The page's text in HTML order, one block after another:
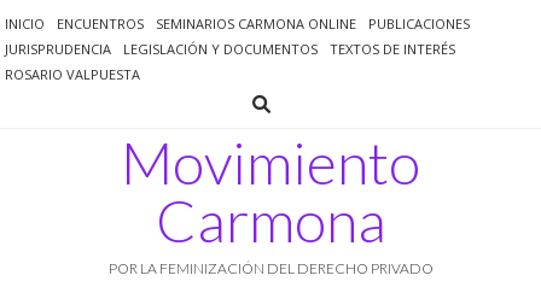
al
contenido
INICIO ENCUENTROS SEMINARIOS CARMONA ONLINE
PUBLICACIONES
JURISPRUDENCIA
LEGISLACIÓN Y DOCUMENTOS
TEXTOS DE INTERÉS
ROSARIO VALPUESTA
Movimiento
Carmona
POR LA FEMINIZACIÓN DEL DERECHO PRIVADO